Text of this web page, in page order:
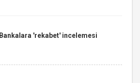
Bankalara 'rekabet' incelemesi